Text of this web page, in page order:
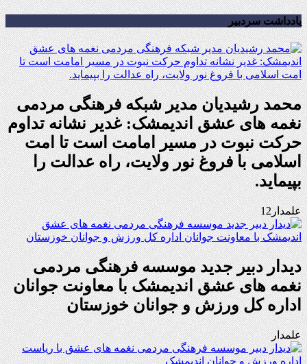
یادداشت سردبیر
محمد رشیدیان مدیر شبکه فرهنگی مردمی
نغمه های عشق اندیمشک: غدیر نشانه تداوم
حرکت نبوت در مسیر امامت است تا امت
اسلامی با فروغ نور ولایت، راه عدالت را
بپیماید.
علمدار12
دیدار دبیر جدید موسسه فرهنگی مردمی
نغمه های عشق اندیمشک با معاونت جوانان
اداره کل ورزش و جوانان خوزستان
علمدار